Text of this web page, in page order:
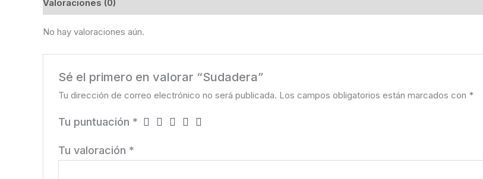
Valoraciones (0)
No hay valoraciones aún.
Sé el primero en valorar “Sudadera”
Tu dirección de correo electrónico no será publicada. Los campos obligatorios están marcados con *
Tu puntuación *
Tu valoración *